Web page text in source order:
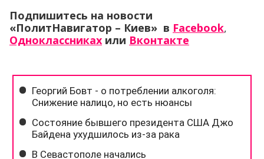
Подпишитесь на новости
«ПолитНавигатор – Киев» в Facebook,
Одноклассниках или Вконтакте